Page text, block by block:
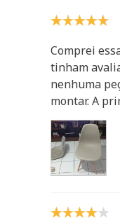
Comprei
tinham
nenhuma
montar. A